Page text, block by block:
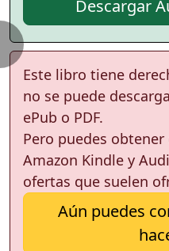
Descargar
Este libro tiene
no se puede
ePub o PDF.
Pero puedes
Amazon Kindle y
ofertas que suelen
Aún puedes